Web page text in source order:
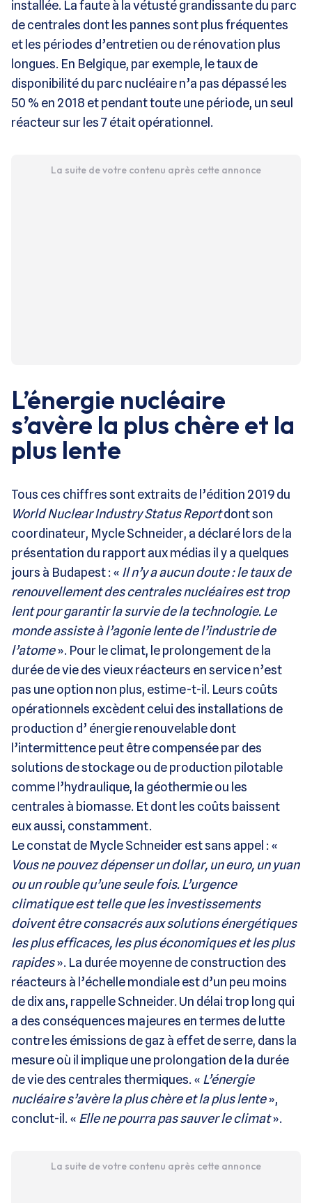
installée. La faute à la vétusté grandissante du parc
de centrales dont les pannes sont plus fréquentes
et les périodes d’entretien ou de rénovation plus
longues. En Belgique, par exemple, le taux de
disponibilité du parc nucléaire n’a pas dépassé les
50 % en 2018 et pendant toute une période, un seul
réacteur sur les 7 était opérationnel.
La suite de votre contenu après cette annonce
L’énergie nucléaire
s’avère la plus chère et la
plus lente
Tous ces chiffres sont extraits de l’édition 2019 du
World Nuclear Industry Status Reportdont son
coordinateur, Mycle Schneider, a déclaré lors de la
présentation du rapport aux médias il y a quelques
jours à Budapest : « Il n’y a aucun doute : le taux de
renouvellement des centrales nucléaires est trop
lent pour garantir la survie de la technologie. Le
monde assiste à l’agonie lente de l’industrie de
l’atome». Pour le climat, le prolongement de la
durée de vie des vieux réacteurs en service n’est
pas une option non plus, estime-t-il. Leurs coûts
opérationnels excèdent celui des installations de
production d’ énergie renouvelable dont
l’intermittence peut être compensée par des
solutions de stockage ou de production pilotable
comme l’hydraulique, la géothermie ou les
centrales à biomasse. Et dont les coûts baissent
eux aussi, constamment.
Le constat de Mycle Schneider est sans appel : «
Vous ne pouvez dépenser un dollar, un euro, un yuan
ou un rouble qu’une seule fois. L’urgence
climatique est telle que les investissements
doivent être consacrés aux solutions énergétiques
les plus efficaces, les plus économiques et les plus
rapides». La durée moyenne de construction des
réacteurs à l’échelle mondiale est d’un peu moins
de dix ans, rappelle Schneider. Un délai trop long qui
a des conséquences majeures en termes de lutte
contre les émissions de gaz à effet de serre, dans la
mesure où il implique une prolongation de la durée
de vie des centrales thermiques. « L’énergie
nucléaire s’avère la plus chère et la plus lente»,
conclut-il. « Elle ne pourra pas sauver le climat».
La suite de votre contenu après cette annonce